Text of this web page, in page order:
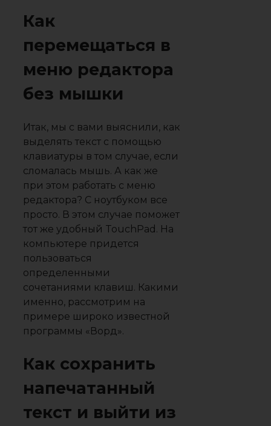
Как
перемещаться в
меню редактора
без мышки
Итак, мы с вами выяснили, как
выделять текст с помощью
клавиатуры в том случае, если
сломалась мышь. А как же
при этом работать с меню
редактора? С ноутбуком все
просто. В этом случае поможет
тот же удобный TouchPad. На
компьютере придется
пользоваться
определенными
сочетаниями клавиш. Какими
именно, рассмотрим на
примере широко известной
программы «Ворд».
Как сохранить
напечатанный
текст и выйти из